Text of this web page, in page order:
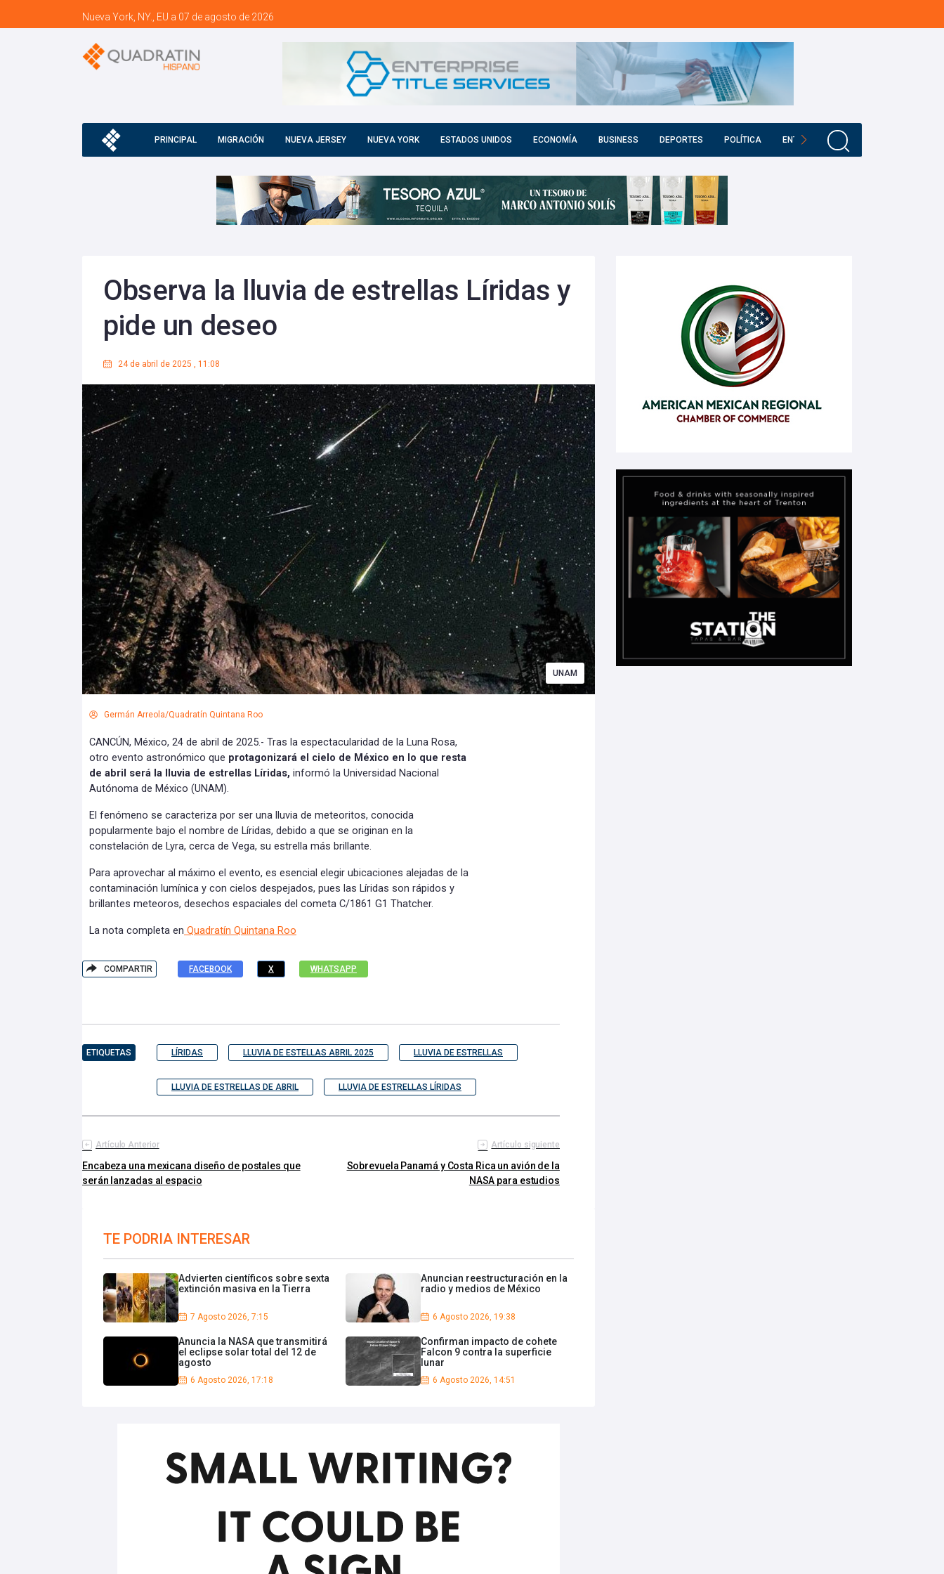
Nueva York, NY., EU a 07 de agosto de 2026
PRINCIPAL MIGRACIÓN NUEVA JERSEY NUEVA YORK ESTADOS UNIDOS ECONOMÍA BUSINESS DEPORTES POLÍTICA ENTRETENIMIENTO
Observa la lluvia de estrellas Líridas y
pide un deseo
24 de abril de 2025 , 11:08
UNAM
Germán Arreola/Quadratín Quintana Roo
CANCÚN, México, 24 de abril de 2025.- Tras la espectacularidad de la Luna Rosa,
otro evento astronómico que protagonizará el cielo de México en lo que resta
de abril será la lluvia de estrellas Líridas, informó la Universidad Nacional
Autónoma de México (UNAM).
El fenómeno se caracteriza por ser una lluvia de meteoritos, conocida
popularmente bajo el nombre de Líridas, debido a que se originan en la
constelación de Lyra, cerca de Vega, su estrella más brillante.
Para aprovechar al máximo el evento, es esencial elegir ubicaciones alejadas de la
contaminación lumínica y con cielos despejados, pues las Líridas son rápidos y
brillantes meteoros, desechos espaciales del cometa C/1861 G1 Thatcher.
La nota completa en Quadratín Quintana Roo
COMPARTIR FACEBOOK X WHATSAPP
ETIQUETAS LÍRIDAS LLUVIA DE ESTELLAS ABRIL 2025 LLUVIA DE ESTRELLAS
LLUVIA DE ESTRELLAS DE ABRIL LLUVIA DE ESTRELLAS LÍRIDAS
Artículo Anterior
Encabeza una mexicana diseño de postales que
serán lanzadas al espacio
Artículo siguiente
Sobrevuela Panamá y Costa Rica un avión de la
NASA para estudios
TE PODRIA INTERESAR
Advierten científicos sobre sexta
extinción masiva en la Tierra
7 Agosto 2026, 7:15
Anuncian reestructuración en la
radio y medios de México
6 Agosto 2026, 19:38
Anuncia la NASA que transmitirá
el eclipse solar total del 12 de
agosto
6 Agosto 2026, 17:18
Confirman impacto de cohete
Falcon 9 contra la superficie
lunar
6 Agosto 2026, 14:51